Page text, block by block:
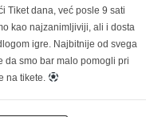
Tiket dana, već posle 9 sati
kao najzanimljiviji, ali i dosta
igre. Najbitnije od svega
da smo bar malo pomogli pri
na tikete.